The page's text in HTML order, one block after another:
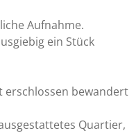
Aufnahme.
ein Stück
erschlossen bewandert
Quartier,